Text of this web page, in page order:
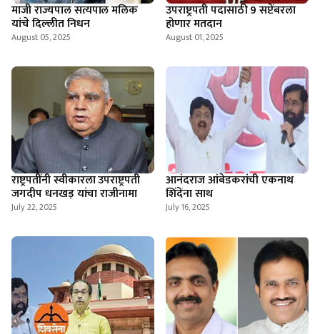
माजी राज्यपाल सत्यपाल मलिक
यांचे दिल्लीत निधन
August 05, 2025
उपराष्ट्रपती पदासाठी 9 सप्टेंबरला
होणार मतदान
August 01, 2025
राष्ट्रपतींनी स्वीकारला उपराष्ट्रपती
जगदीप धनखड़ यांचा राजीनामा
July 22, 2025
आनंदराज आंबेडकरांची एकनाथ
शिंदेंना साथ
July 16, 2025